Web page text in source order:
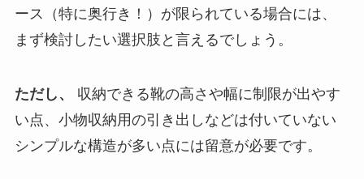
ース（特に奥行き！）が限られている場合には、
まず検討したい選択肢と言えるでしょう。
ただし、
収納できる靴の高さや幅に制限が出やす
い点、小物収納用の引き出しなどは付いていない
シンプルな構造が多い点には留意が必要です。